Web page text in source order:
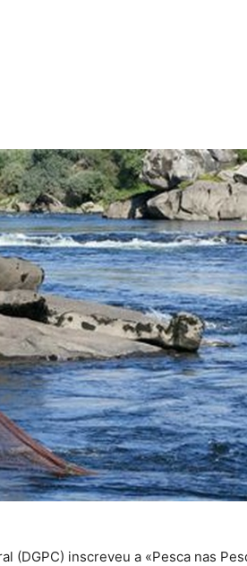
(DGPC) inscreveu a «Pesca nas